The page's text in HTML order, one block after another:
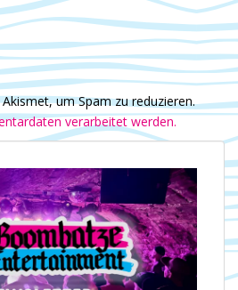
um Spam zu reduzieren.
verarbeitet werden.